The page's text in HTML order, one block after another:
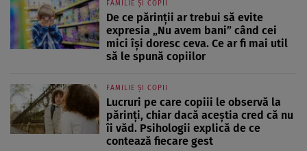
FAMILIE ȘI COPII
De ce părinții ar trebui să evite
expresia „Nu avem bani” când cei
mici își doresc ceva. Ce ar fi mai util
să le spună copiilor
FAMILIE ȘI COPII
Lucruri pe care copiii le observă la
părinți, chiar dacă aceștia cred că nu
îi văd. Psihologii explică de ce
contează fiecare gest